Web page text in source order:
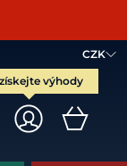
CZK
výhody